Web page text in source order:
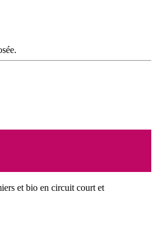
et bio en circuit court et